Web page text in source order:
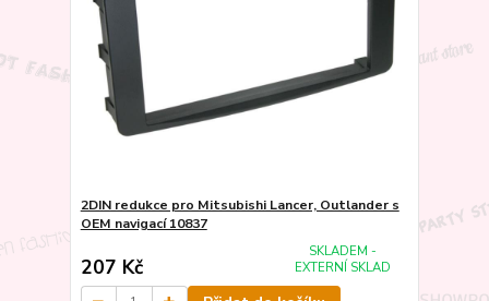
2DIN redukce pro Mitsubishi Lancer, Outlander s
OEM navigací 10837
207 Kč
SKLADEM -
EXTERNÍ SKLAD